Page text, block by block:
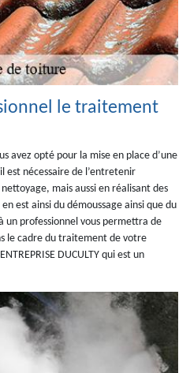
le traitement
avez opté pour la mise en place d’une
est nécessaire de l’entretenir
mais aussi en réalisant des
est ainsi du démoussage ainsi que du
professionnel vous permettra de
le cadre du traitement de votre
DUCULTY qui est un